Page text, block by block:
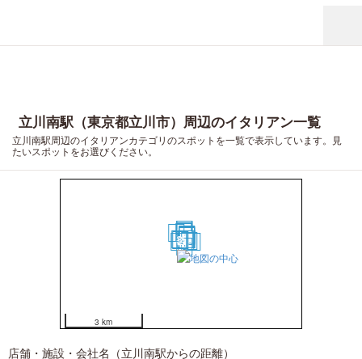
立川南駅（東京都立川市）周辺のイタリアン一覧
立川南駅周辺のイタリアンカテゴリのスポットを一覧で表示しています。見
たいスポットをお選びください。
12
34
5
67
8
9
10
11
12
13
14
1516
17
18
19
20
3 km
店舗・施設・会社名（立川南駅からの距離）